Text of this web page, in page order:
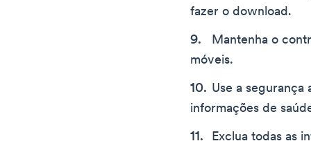
fazer o download.
Mantenha o
móveis.
Use a
informações de
Exclua todas as